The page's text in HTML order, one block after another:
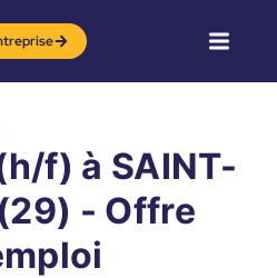
f) à SAINT-
- Offre